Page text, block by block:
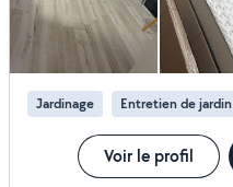
Jardinage Entretien de jardin
Voir le profil